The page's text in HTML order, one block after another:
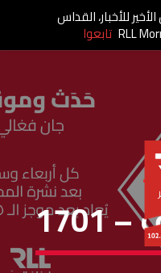
للأخبار، القداس
تابعوا